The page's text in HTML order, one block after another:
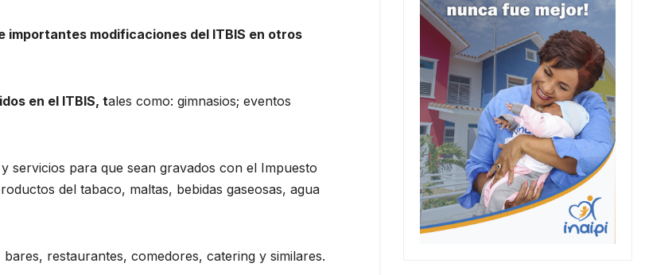
importantes modificaciones del ITBIS en otros
en el ITBIS, tales como: gimnasios; eventos
servicios para que sean gravados con el Impuesto
del tabaco, maltas, bebidas gaseosas, agua
restaurantes, comedores, catering y similares.